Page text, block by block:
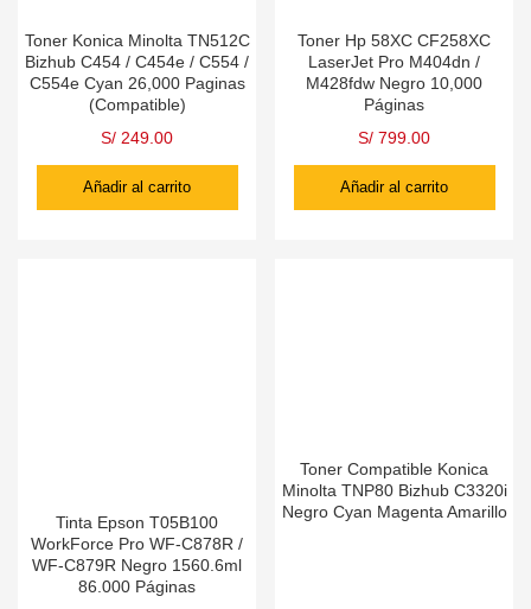
Toner Konica Minolta TN512C
Bizhub C454 / C454e / C554 /
C554e Cyan 26,000 Paginas
(Compatible)
S/ 249.00
Añadir al carrito
Toner Hp 58XC CF258XC
LaserJet Pro M404dn /
M428fdw Negro 10,000
Páginas
S/ 799.00
Añadir al carrito
Tinta Epson T05B100
WorkForce Pro WF-C878R /
WF-C879R Negro 1560.6ml
86.000 Páginas
Toner Compatible Konica
Minolta TNP80 Bizhub C3320i
Negro Cyan Magenta Amarillo